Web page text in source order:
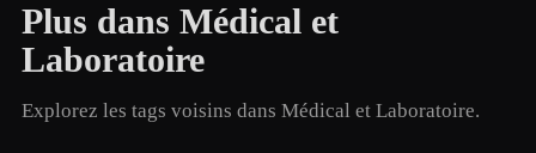
Plus dans Médical et
Laboratoire
Explorez les tags voisins dans Médical et Laboratoire.